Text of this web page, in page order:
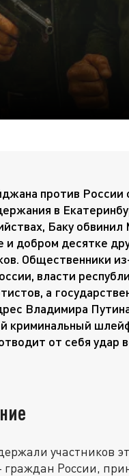
против России
в
Баку обвинил
добром десятке
Общественники
власти
а
Владимира
криминальный
от себя удар
участников
граждан России,